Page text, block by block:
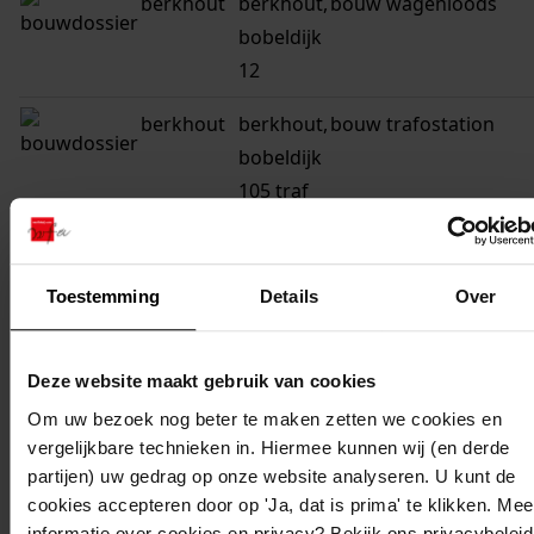
Toestemming Details Over
Deze website maakt gebruik van cookies
Om uw bezoek nog beter te maken zetten we cookies en
vergelijkbare technieken in. Hiermee kunnen wij (en derde
partijen) uw gedrag op onze website analyseren. U kunt de
cookies accepteren door op 'Ja, dat is prima' te klikken.
bobeldijk
12
berkhout berkhout,
bobeldijk
105 traf
bouw trafostation
vergroten woning
98
berkhout berkhout,
bobeldijk
bouw garage/berging